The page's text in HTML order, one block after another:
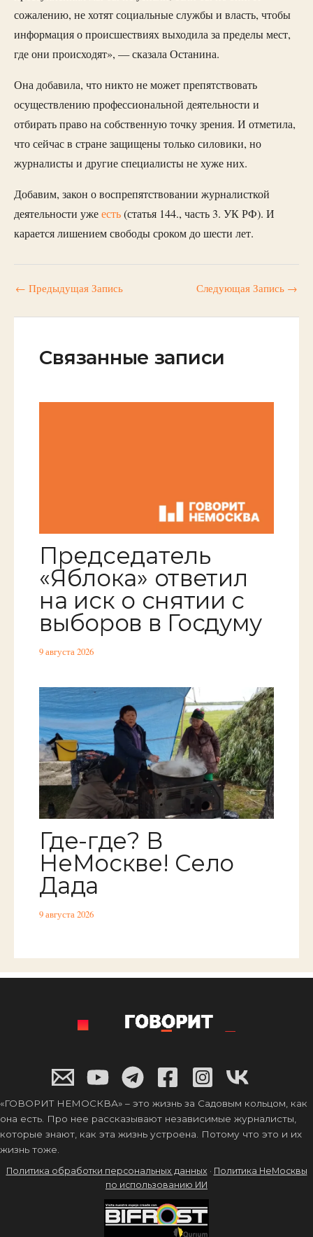
сожалению, не хотят социальные службы и власть, чтобы
информация о происшествиях выходила за пределы мест,
где они происходят», — сказала Останина.
Она добавила, что никто не может препятствовать
осуществлению профессиональной деятельности и
отбирать право на собственную точку зрения. И отметила,
что сейчас в стране защищены только силовики, но
журналисты и другие специалисты не хуже них.
Добавим, закон о воспрепятствовании журналисткой
деятельности ужеесть(статья 144., часть 3. УК РФ). И
карается лишением свободы сроком до шести лет.
← Предыдущая Запись Следующая Запись →
Связанные записи
Председатель
«Яблока» ответил
на иск о снятии с
выборов в Госдуму
9 августа 2026
Где-где? В
НеМоскве! Село
Дада
9 августа 2026
«ГОВОРИТ НЕМОСКВА» – это жизнь за Садовым кольцом, как
она есть. Про нее рассказывают независимые журналисты,
которые знают, как эта жизнь устроена. Потому что это и их
жизнь тоже.
Политика обработки персональных данных · Политика НеМосквы
по использованию ИИ